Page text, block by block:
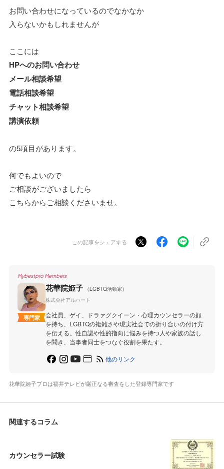
お問い合わせになっているのでなかなか
入らないかもしれませんが
ここには
HPへのお問い合わせ
メール相談希望
電話相談希望
チャット相談希望
講演依頼
の5項目があります。
何でもよいので
ご相談がございましたら
こちらからご相談くださいませ。
この記事をシェアする
Mybestpro Members
専門家
花華院姫子
（LGBTQ活動家）
株式会社アルハート
会社員、ゲイ、ドラァグクイーン・心理カウンセラーの顔
を持ち、LGBTQの複雑さや現実社会での折り合いの付け方
を伝える。性自認や性的指向に悩みを持つ人や家族の話し
を聞き、当事者同士をつなぐ役割を果たす。
他のリンク
花華院姫子プロは福井テレビが厳正なる審査をした登録専門家です
関連するコラム
カウンセラー試験